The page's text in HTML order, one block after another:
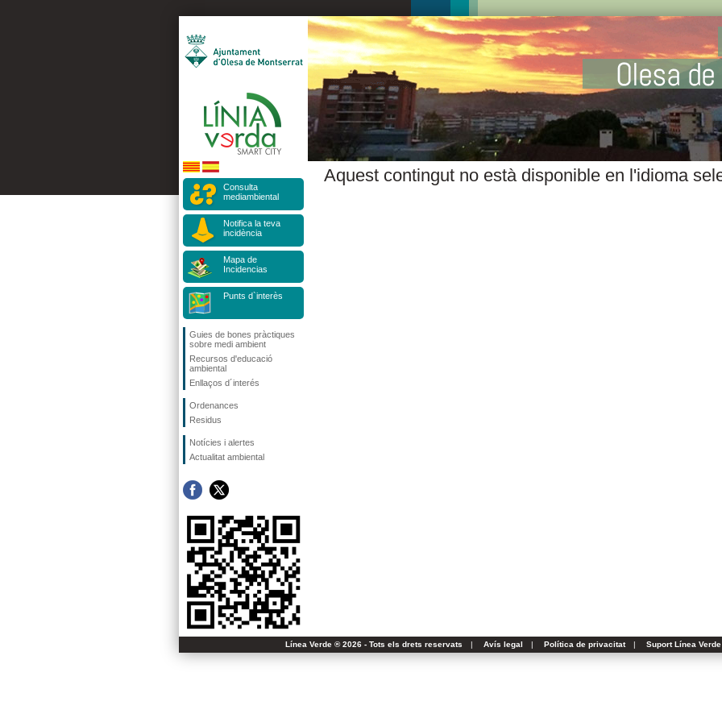
Consulta
mediambiental
Notifica la teva
incidència
Mapa de
Incidencias
Punts d`interès
Guies de bones pràctiques
sobre medi ambient
Recursos d'educació
ambiental
Enllaços d´interés
Ordenances
Residus
Notícies i alertes
Actualitat ambiental
Aquest contingut no està disponible en l'idioma
Línea Verde ® 2026 - Tots els drets reservats | Avís legal | Política de privacitat | Suport Línea Verde